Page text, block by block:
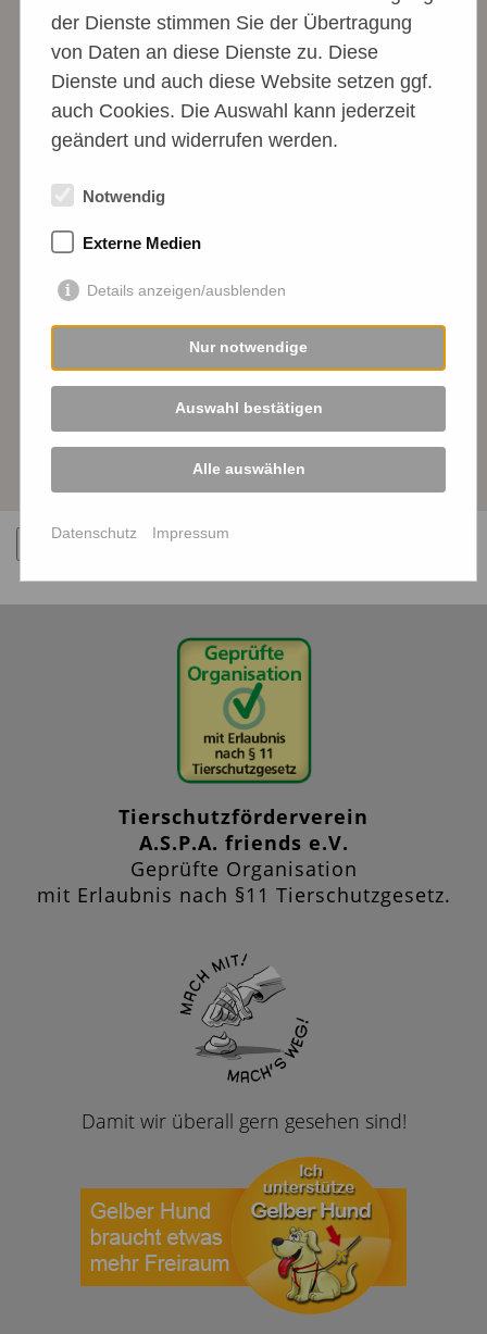
Das haben wir bisher erreicht: Besonders stolz
sind wir darauf, dass schon sehr viele Baupro-
abgeschlossen werden konnten und sich die
Lebensbedingungen der Hunde dadurch
deutlich verbessert haben. Hier zeigen wie
Euch eine Auswahl dieser Projekte.
Abgeschlossene Projekte
Zurück
Tierschutzförderverein
A.S.P.A. friends e.V.
Geprüfte Organisation
mit Erlaubnis nach §11 Tierschutzgesetz.
Damit wir überall gern gesehen sind!
der Dienste stimmen Sie der Übertragung
von Daten an diese Dienste zu. Diese
Dienste und auch diese Website setzen ggf.
auch Cookies. Die Auswahl kann jederzeit
geändert und widerrufen werden.
Notwendig
Externe Medien
Details anzeigen/ausblenden
Nur notwendige
Auswahl bestätigen
Alle auswählen
Datenschutz Impressum